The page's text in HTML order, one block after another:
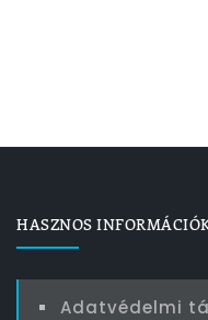
HASZNOS
Adatvédelmi